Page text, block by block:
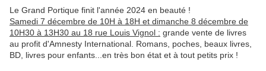
Le Grand Portique finit l'année 2024 en beauté !
Samedi 7 décembre de 10H à 18H et dimanche 8 décembre de
10H30 à 13H30 au 18 rue Louis Vignol : grande vente de livres
au profit d'Amnesty International. Romans, poches, beaux livres,
BD, livres pour enfants...en très bon état et à tout petits prix !